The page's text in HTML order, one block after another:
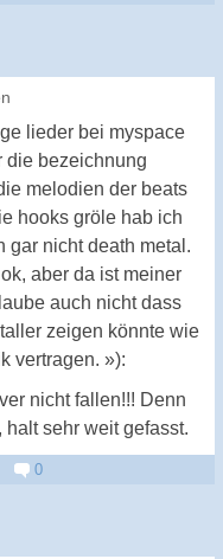
lieder bei myspace
die bezeichnung
melodien der beats
hooks gröle hab ich
gar nicht death metal.
aber da ist meiner
auch nicht dass
zeigen könnte wie
vertragen. »):
nicht fallen!!! Denn
sehr weit gefasst.
0